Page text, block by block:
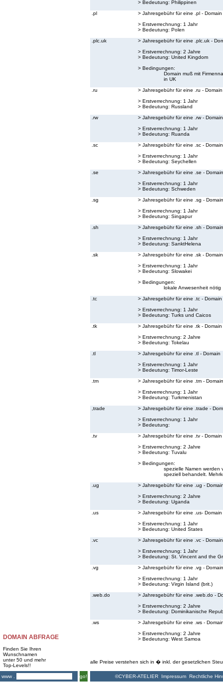
DOMAIN ABFRAGE
Finden Sie Ihren
Wunschnamen
unter 50 und mehr
Top-Levels!!
www .
go!
> Bedeutung: Philippinen
.pl
> Jahresgebühr für eine .pl - Domain
> Erstverrechnung: 1 Jahr
> Bedeutung: Polen
.plc.uk
> Jahresgebühr für eine .plc.uk -
> Erstverrechnung: 2 Jahre
> Bedeutung: United Kingdom
> Bedingungen:
Domain muß mit
in UK
.ru
> Jahresgebühr für eine .ru - Domain
> Erstverrechnung: 1 Jahr
> Bedeutung: Russland
.rw
> Jahresgebühr für eine .rw - Domain
> Erstverrechnung: 1 Jahr
> Bedeutung: Ruanda
.sc
> Jahresgebühr für eine .sc - Domain
> Erstverrechnung: 1 Jahr
> Bedeutung: Seychellen
.se
> Jahresgebühr für eine .se - Domain
> Erstverrechnung: 1 Jahr
> Bedeutung: Schweden
.sg
> Jahresgebühr für eine .sg - Domain
> Erstverrechnung: 1 Jahr
> Bedeutung: Singapur
.sh
> Jahresgebühr für eine .sh - Domain
> Erstverrechnung: 1 Jahr
> Bedeutung: SanktHelena
.sk
> Jahresgebühr für eine .sk - Domain
> Erstverrechnung: 1 Jahr
> Bedeutung: Slowakei
> Bedingungen:
lokale Anwesenheit nötig
.tc
> Jahresgebühr für eine .tc - Domain
> Erstverrechnung: 1 Jahr
> Bedeutung: Turks und Caicos
.tk
> Jahresgebühr für eine .tk - Domain
> Erstverrechnung: 2 Jahre
> Bedeutung: Tokelau
.tl
> Jahresgebühr für eine .tl - Domain
> Erstverrechnung: 1 Jahr
> Bedeutung: Timor-Leste
.tm
> Jahresgebühr für eine .tm - Domain
> Erstverrechnung: 1 Jahr
> Bedeutung: Turkmenistan
,trade
> Jahresgebühr für eine .trade -
> Erstverrechnung: 1 Jahr
> Bedeutung:
.tv
> Jahresgebühr für eine .tv - Domain
> Erstverrechnung: 2 Jahre
> Bedeutung: Tuvalu
> Bedingungen:
spezielle Namen werden
speziell behandelt.
.ug
> Jahresgebühr für eine .ug -
> Erstverrechnung: 2 Jahre
> Bedeutung: Uganda
.us
> Jahresgebühr für eine .us- Domain
> Erstverrechnung: 1 Jahr
> Bedeutung: United States
.vc
> Jahresgebühr für eine .vc - Domain
> Erstverrechnung: 1 Jahr
> Bedeutung: St. Vincent and the
.vg
> Jahresgebühr für eine .vg - Domain
> Erstverrechnung: 1 Jahr
> Bedeutung: Virgin Island (brit.)
.web.do
> Jahresgebühr für eine .web.do -
> Erstverrechnung: 2 Jahre
> Bedeutung: Dominikanische
.ws
> Jahresgebühr für eine .ws -
> Erstverrechnung: 2 Jahre
> Bedeutung: West Samoa
alle Preise verstehen sich in � inkl. der gesetzlichen
©CYBER-ATELIER Impressum Rechtliche